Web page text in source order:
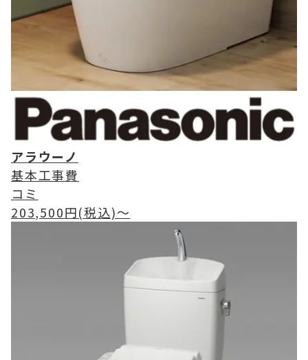
アラウーノ
基本工事費
コミ
203,500円(税込)〜